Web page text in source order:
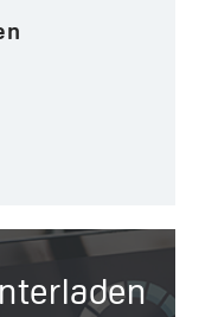
Sie sich die